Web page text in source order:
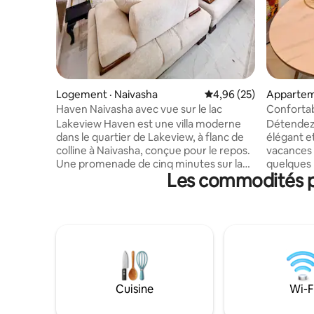
Logement · Naivasha Note moyenne de
4,96 (25)
Haven Naivasha avec vue sur le lac
Lakeview Haven est une villa moderne
dans le quartier de Lakeview, à flanc de
colline à Naivasha, conçue pour le repos.
Une promenade de cinq minutes sur la
route vous mènera à une vue
imprenable sur le lac Naivasha en
des oiseaux et à la fraîcheur de l'air de la
vallée du Rift. Quatre chambres
accueillent les familles et les groupes,
une cuisine entièrement équipée
lac
élégant
quelques
refuge
idéal de
de
parking
24h/24
Les commodités
Cuisine Wi-